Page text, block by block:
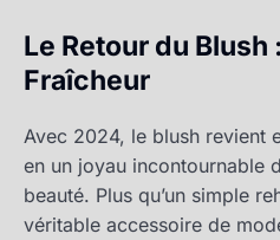
Le Retour du Blush
Fraîcheur
Avec 2024, le blush revient
en un joyau incontournable
beauté. Plus qu’un simple
véritable accessoire de